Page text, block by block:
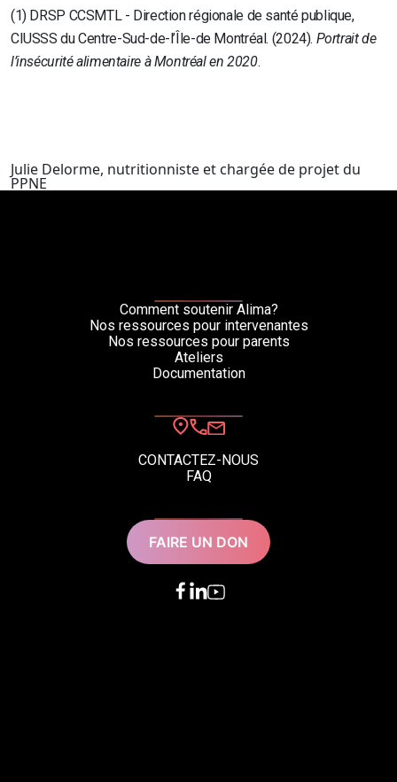
(1) DRSP CCSMTL - Direction régionale de santé publique,
CIUSSS du Centre-Sud-de-l’Île-de Montréal. (2024). Portrait de
l’insécurité alimentaire à Montréal en 2020.
Julie Delorme, nutritionniste et chargée de projet du
PPNE
Comment soutenir Alima?
Nos ressources pour intervenantes
Nos ressources pour parents
Ateliers
Documentation
CONTACTEZ-NOUS
FAQ
FAIRE UN DON